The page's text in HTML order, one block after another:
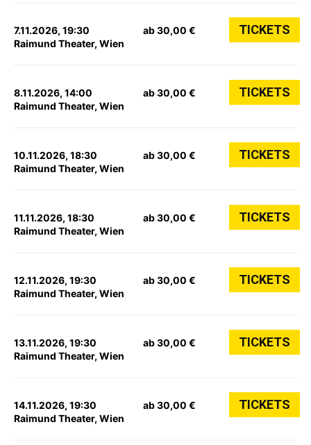
7.11.2026, 19:30
Raimund Theater, Wien
ab 30,00 € TICKETS
8.11.2026, 14:00
Raimund Theater, Wien
ab 30,00 € TICKETS
10.11.2026, 18:30
Raimund Theater, Wien
ab 30,00 € TICKETS
11.11.2026, 18:30
Raimund Theater, Wien
ab 30,00 € TICKETS
12.11.2026, 19:30
Raimund Theater, Wien
ab 30,00 € TICKETS
13.11.2026, 19:30
Raimund Theater, Wien
ab 30,00 € TICKETS
14.11.2026, 19:30
Raimund Theater, Wien
ab 30,00 € TICKETS